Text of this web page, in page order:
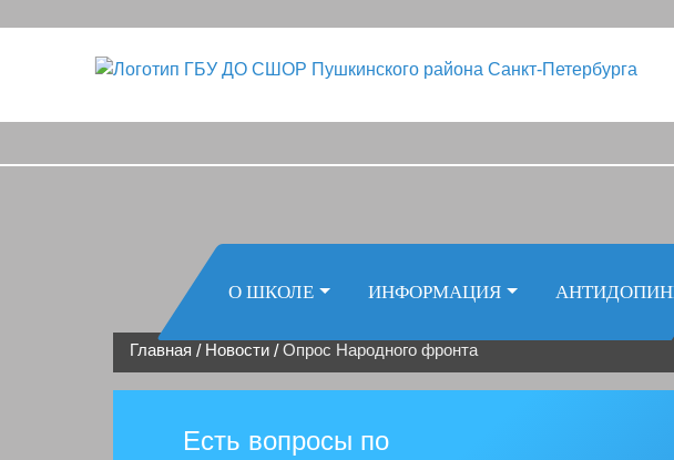
О ШКОЛЕ ИНФОРМАЦИЯ
Главная / Новости /Опрос Народного фронта
Есть вопросы по